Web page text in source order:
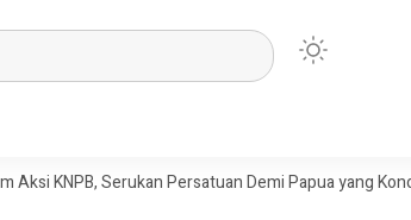
Serukan Persatuan Demi Papua yang Kondusif